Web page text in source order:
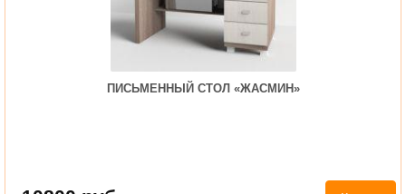
ПИСЬМЕННЫЙ СТОЛ «ЖАСМИН»